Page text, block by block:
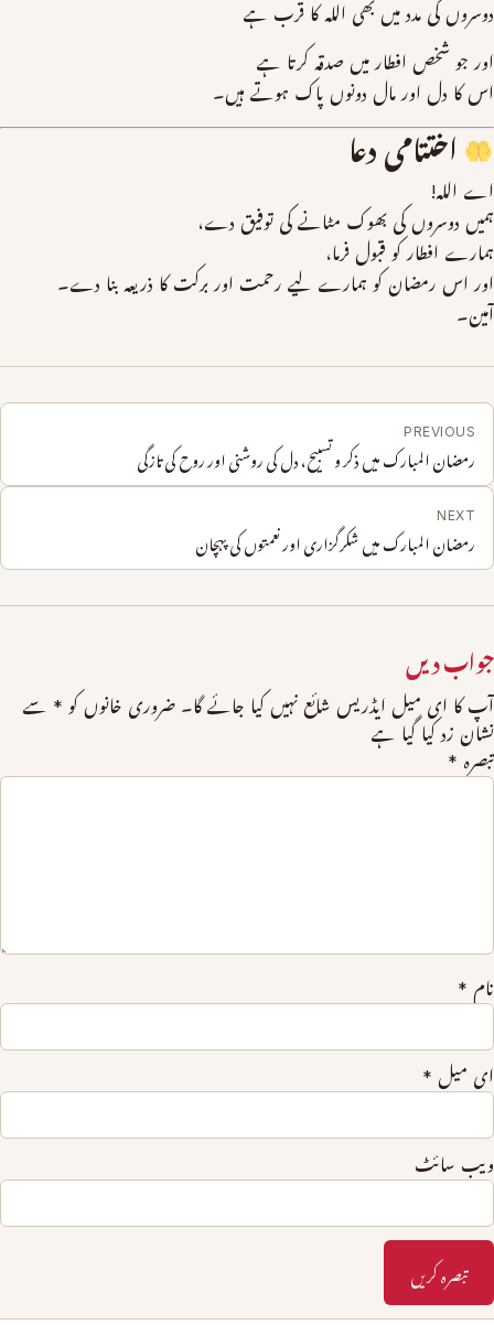
دوسروں کی مدد میں بھی اللہ کا قرب ہے
اور جو شخص افطار میں صدقہ کرتا ہے
اس کا دل اور مال دونوں پاک ہوتے ہیں۔
اختتامی دعا
اے اللہ!
ہمیں دوسروں کی بھوک مٹانے کی توفیق دے،
ہمارے افطار کو قبول فرما،
اور اس رمضان کو ہمارے لیے رحمت اور برکت کا ذریعہ بنا دے۔
آمین۔
PREVIOUS
رمضان المبارک میں ذکر و تسبیح، دل کی روشنی اور روح کی تازگی
NEXT
رمضان المبارک میں شکرگزاری اور نعمتوں کی پہچان
جواب دیں
آپ کا ای میل ایڈریس شائع نہیں کیا جائے گا۔ ضروری خانوں کو * سے
نشان زد کیا گیا ہے
تبصرہ *
نام *
ای میل *
ویب‌ سائٹ